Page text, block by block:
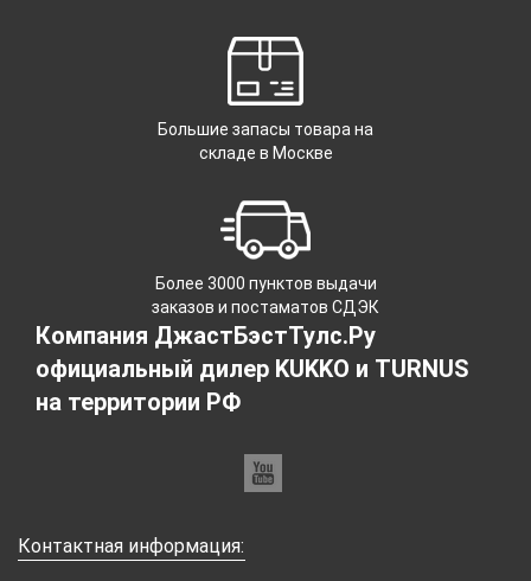
Большие запасы товара на
складе в Москве
Более 3000 пунктов выдачи
заказов и постаматов СДЭК
Компания ДжастБэстТулс.Ру
официальный дилер KUKKO и TURNUS
на территории РФ
Контактная информация: